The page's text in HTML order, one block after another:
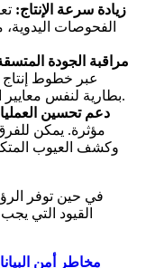
زيادة سرعة الإنتاج:
الفحوصات
مراقبة الجودة
عبر خطوط
بطارية لنفس معايير الجودة، بغض النظر عن مكان تصنيعها.
دعم تحسين
مؤثرة. يمكن
وكشف العيوب
في حين توفر
القيود التي
مخاطر أمن